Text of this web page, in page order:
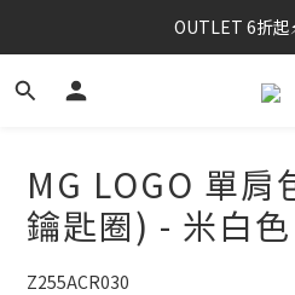
⚡春夏新品｜
OUTLET 6折起
⚡春夏新品｜
MG LOGO 單肩
鑰匙圈) - 米白色
Z255ACR030